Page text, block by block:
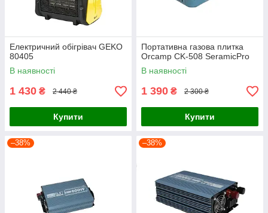
Електричний обігрівач GEKO
80405
В наявності
1 430 ₴ 2 440 ₴
Купити
Портативна газова плитка
Orcamp CK-508 SeramicPro
В наявності
1 390 ₴ 2 300 ₴
Купити
–38% –38%